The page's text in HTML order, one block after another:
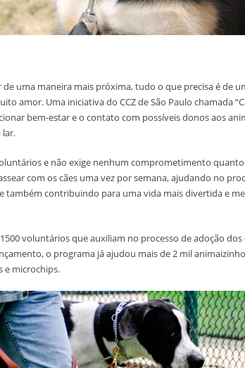
de uma maneira mais próxima, tudo o que precisa é de
amor. Uma iniciativa do CCZ de São Paulo chamada
bem-estar e o contato com possíveis donos aos
lar.
e não exige nenhum comprometimento quanto
com os cães uma vez por semana, ajudando no
também contribuindo para uma vida mais divertida e
voluntários que auxiliam no processo de adoção dos
o programa já ajudou mais de 2 mil
e microchips.